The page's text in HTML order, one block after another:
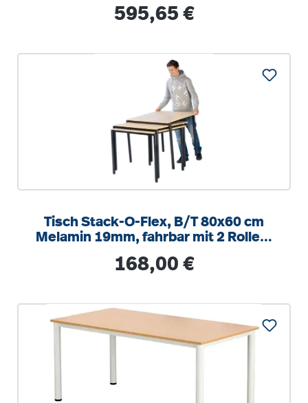
Regulärer Preis:
595,65 €
Tisch Stack-O-Flex, B/T 80x60 cm
Melamin 19mm, fahrbar mit 2 Rollen,
Regulärer Preis:
168,00 €